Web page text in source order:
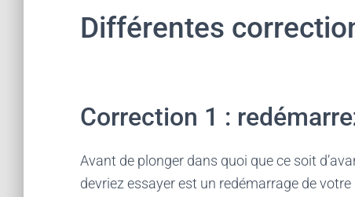
Différentes
Correction 1 :
Avant de plonger dans quoi que ce soit
devriez essayer est un redémarrage de